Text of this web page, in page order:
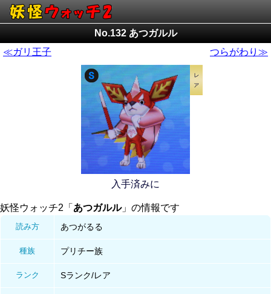
No.132 あつガルル
≪ガリ王子
つらがわり≫
入手済みに
妖怪ウォッチ2「 あつガルル」の情報です
読み方 あつがるる
種族 プリチー族
ランク Sランク/レア